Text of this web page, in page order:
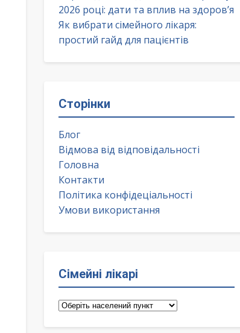
2026 році: дати та вплив на здоров’я
Як вибрати сімейного лікаря:
простий гайд для пацієнтів
Сторінки
Блог
Відмова від відповідальності
Головна
Контакти
Політика конфідеціальності
Умови використання
Сімейні лікарі
Сімейні